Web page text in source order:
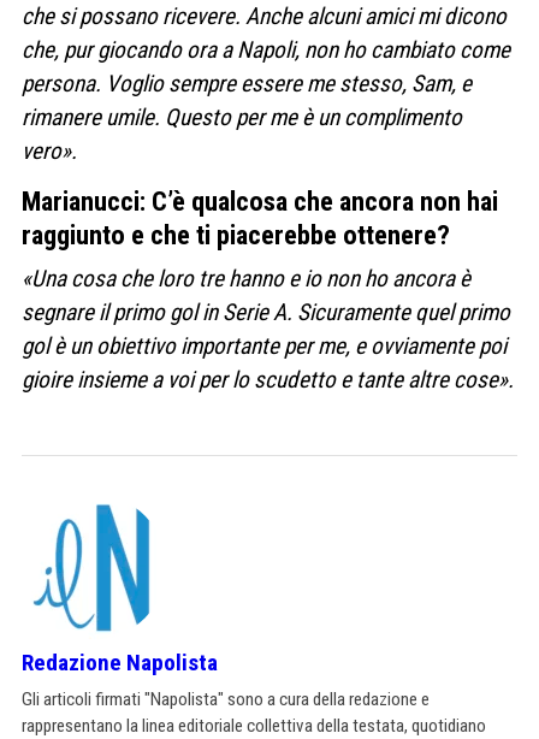
che si possano ricevere. Anche alcuni amici mi dicono
che, pur giocando ora a Napoli, non ho cambiato come
persona. Voglio sempre essere me stesso, Sam, e
rimanere umile. Questo per me è un complimento
vero».
Marianucci: C’è qualcosa che ancora non hai
raggiunto e che ti piacerebbe ottenere?
«Una cosa che loro tre hanno e io non ho ancora è
segnare il primo gol in Serie A. Sicuramente quel primo
gol è un obiettivo importante per me, e ovviamente poi
gioire insieme a voi per lo scudetto e tante altre cose».
Redazione Napolista
Gli articoli firmati "Napolista" sono a cura della redazione e
rappresentano la linea editoriale collettiva della testata, quotidiano